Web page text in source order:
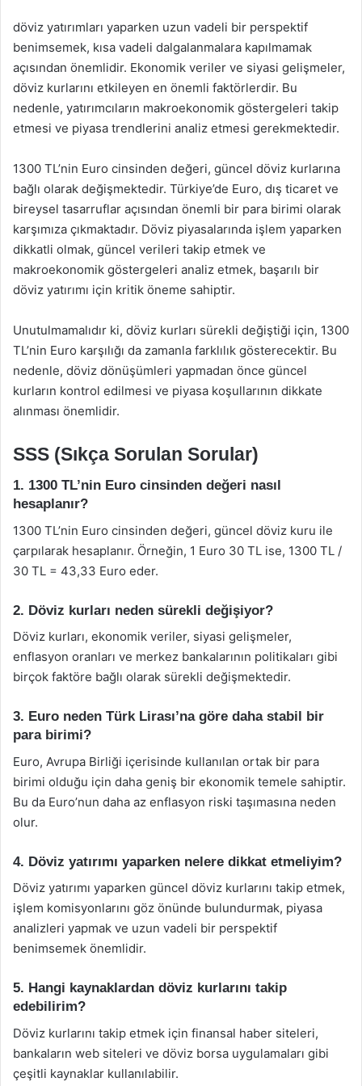
döviz yatırımları yaparken uzun vadeli bir perspektif
benimsemek, kısa vadeli dalgalanmalara kapılmamak
açısından önemlidir. Ekonomik veriler ve siyasi gelişmeler,
döviz kurlarını etkileyen en önemli faktörlerdir. Bu
nedenle, yatırımcıların makroekonomik göstergeleri takip
etmesi ve piyasa trendlerini analiz etmesi gerekmektedir.
1300 TL’nin Euro cinsinden değeri, güncel döviz kurlarına
bağlı olarak değişmektedir. Türkiye’de Euro, dış ticaret ve
bireysel tasarruflar açısından önemli bir para birimi olarak
karşımıza çıkmaktadır. Döviz piyasalarında işlem yaparken
dikkatli olmak, güncel verileri takip etmek ve
makroekonomik göstergeleri analiz etmek, başarılı bir
döviz yatırımı için kritik öneme sahiptir.
Unutulmamalıdır ki, döviz kurları sürekli değiştiği için, 1300
TL’nin Euro karşılığı da zamanla farklılık gösterecektir. Bu
nedenle, döviz dönüşümleri yapmadan önce güncel
kurların kontrol edilmesi ve piyasa koşullarının dikkate
alınması önemlidir.
SSS (Sıkça Sorulan Sorular)
1. 1300 TL’nin Euro cinsinden değeri nasıl
hesaplanır?
1300 TL’nin Euro cinsinden değeri, güncel döviz kuru ile
çarpılarak hesaplanır. Örneğin, 1 Euro 30 TL ise, 1300 TL /
30 TL = 43,33 Euro eder.
2. Döviz kurları neden sürekli değişiyor?
Döviz kurları, ekonomik veriler, siyasi gelişmeler,
enflasyon oranları ve merkez bankalarının politikaları gibi
birçok faktöre bağlı olarak sürekli değişmektedir.
3. Euro neden Türk Lirası’na göre daha stabil bir
para birimi?
Euro, Avrupa Birliği içerisinde kullanılan ortak bir para
birimi olduğu için daha geniş bir ekonomik temele sahiptir.
Bu da Euro’nun daha az enflasyon riski taşımasına neden
olur.
4. Döviz yatırımı yaparken nelere dikkat etmeliyim?
Döviz yatırımı yaparken güncel döviz kurlarını takip etmek,
işlem komisyonlarını göz önünde bulundurmak, piyasa
analizleri yapmak ve uzun vadeli bir perspektif
benimsemek önemlidir.
5. Hangi kaynaklardan döviz kurlarını takip
edebilirim?
Döviz kurlarını takip etmek için finansal haber siteleri,
bankaların web siteleri ve döviz borsa uygulamaları gibi
çeşitli kaynaklar kullanılabilir.